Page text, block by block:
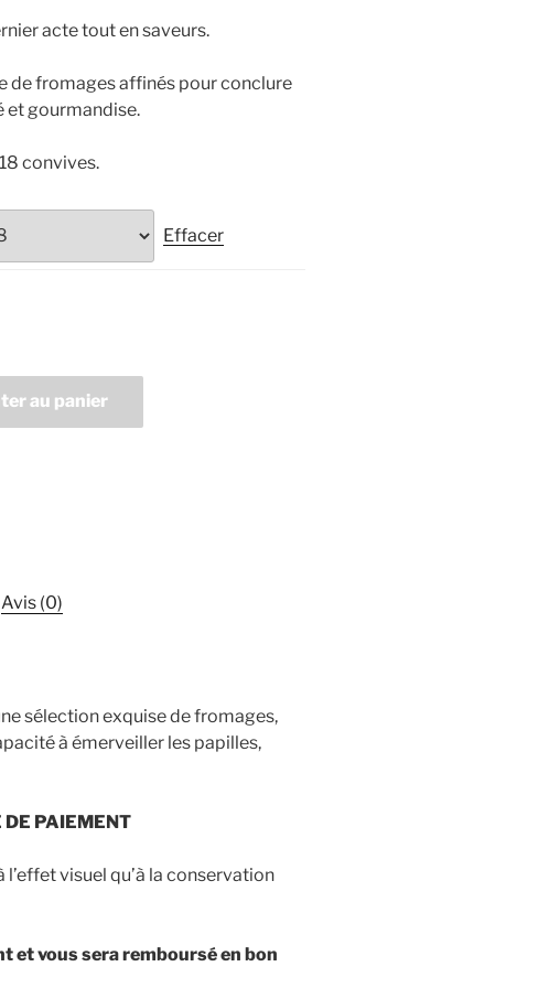
prix :
€
acte tout en saveurs.
de fromages affinés pour conclure
et gourmandise.
convives.
Effacer
au panier
Avis (0)
sélection exquise de fromages,
à émerveiller les papilles,
DE PAIEMENT
visuel qu’à la conservation
et vous sera remboursé en bon